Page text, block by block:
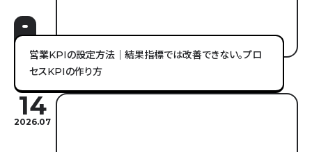
営業KPIの設定方法｜結果指標では改善できない。プロ
セスKPIの作り方
14
2026.07